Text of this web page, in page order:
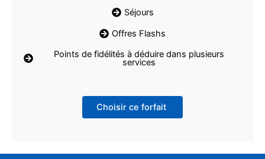
Séjours
Offres Flashs
Points de fidélités à déduire dans plusieurs
services
Choisir ce forfait